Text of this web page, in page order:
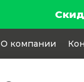
О компании